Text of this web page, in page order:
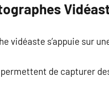
vidéaste s’appuie sur
de capturer